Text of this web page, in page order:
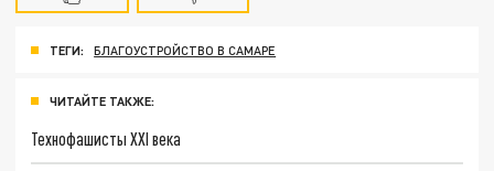
ТЕГИ: БЛАГОУСТРОЙСТВО В САМАРЕ
ЧИТАЙТЕ ТАКЖЕ:
Технофашисты XXI века